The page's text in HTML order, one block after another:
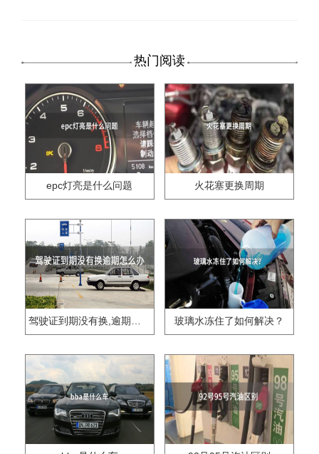
热门阅读
epc灯亮是什么问题 火花塞更换周期
驾驶证到期没有换,逾期怎么办?? 玻璃水冻住了如何解决？